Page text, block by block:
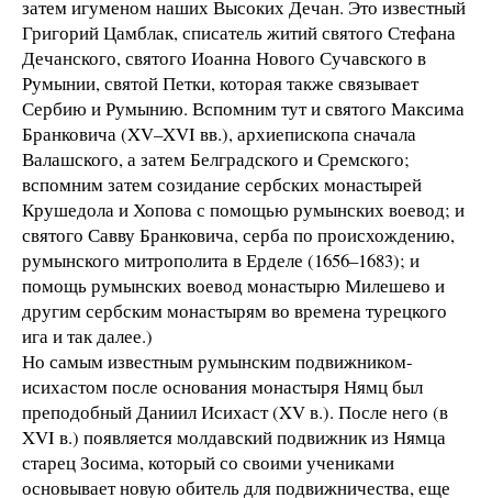
затем игуменом наших Высоких Дечан. Это известный
Григорий Цамблак, списатель житий святого Стефана
Дечанского, святого Иоанна Нового Сучавского в
Румынии, святой Петки, которая также связывает
Сербию и Румынию. Вспомним тут и святого Максима
Бранковича (XV–XVI вв.), архиепископа сначала
Валашского, а затем Белградского и Сремского;
вспомним затем созидание сербских монастырей
Крушедола и Хопова с помощью румынских воевод; и
святого Савву Бранковича, серба по происхождению,
румынского митрополита в Ерделе (1656–1683); и
помощь румынских воевод монастырю Милешево и
другим сербским монастырям во времена турецкого
ига и так далее.)
Но самым известным румынским подвижником-
исихастом после основания монастыря Нямц был
преподобный Даниил Исихаст (XV в.). После него (в
XVI в.) появляется молдавский подвижник из Нямца
старец Зосима, который со своими учениками
основывает новую обитель для подвижничества, еще